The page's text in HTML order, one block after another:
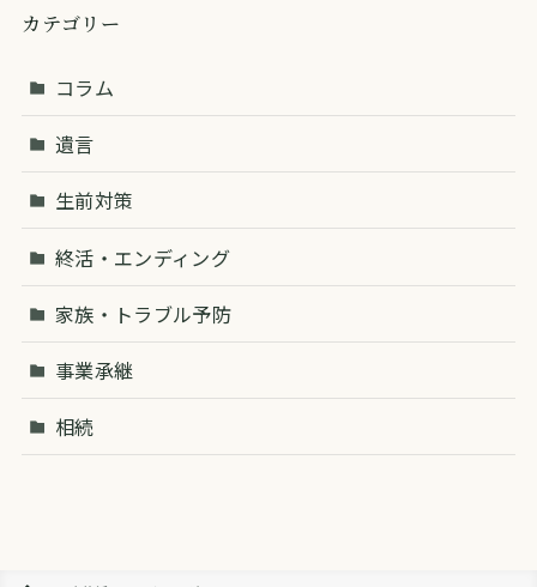
カテゴリー
コラム
遺言
生前対策
終活・エンディング
家族・トラブル予防
事業承継
相続